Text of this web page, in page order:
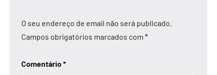
O seu endereço de email não será publicado.
Campos obrigatórios marcados com *
Comentário*